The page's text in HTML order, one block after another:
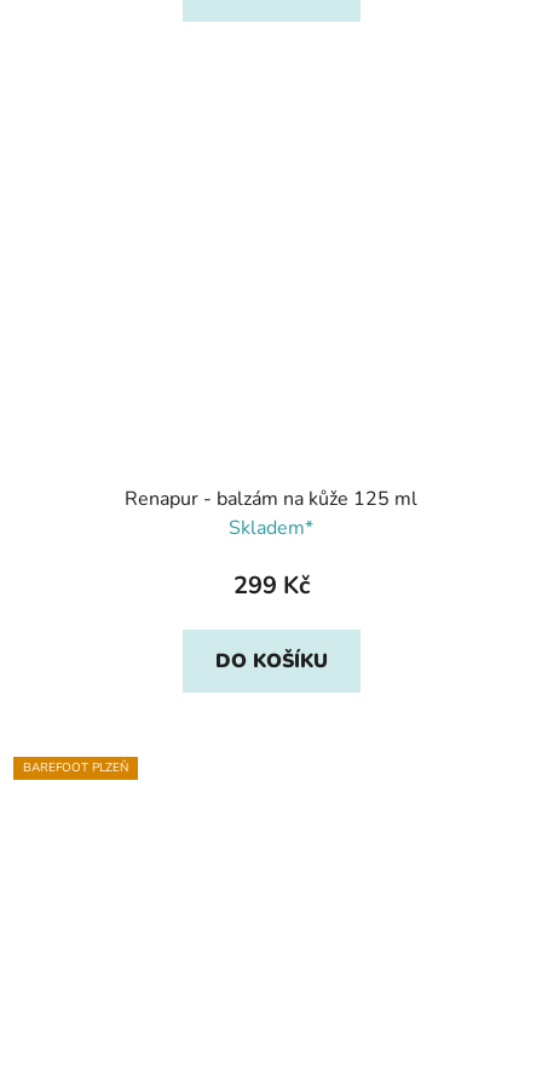
Renapur - balzám na kůže 125 ml
Skladem*
299 Kč
DO KOŠÍKU
BAREFOOT PLZEŇ